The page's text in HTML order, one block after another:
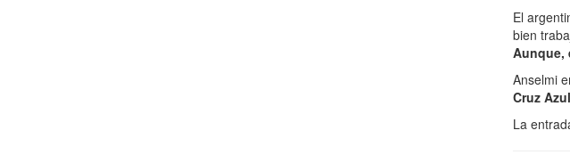
El
bien
Aunque,
Anselmi
Cruz
La